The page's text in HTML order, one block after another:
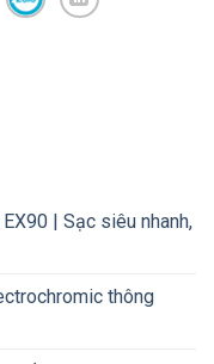
| Sạc siêu nhanh,
thông